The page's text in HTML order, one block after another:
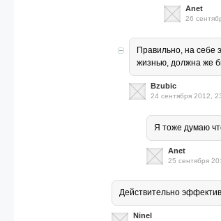
Anet
26
Правильно, на себе
жизнью, должна же
Bzubic
24 сентября 2012,
Я тоже думаю
Anet
25 сентября
Действительно
Ninel